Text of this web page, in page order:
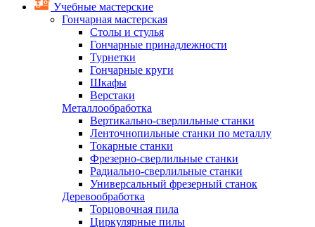
Учебные мастерские
Гончарная мастерская
Столы и стулья
Гончарные принадлежности
Турнетки
Гончарные круги
Шкафы
Верстаки
Металлообработка
Вертикально-сверлильные станки
Ленточнопильные станки по металлу
Токарные станки
Фрезерно-сверлильные станки
Радиально-сверлильные станки
Универсальный фрезерный станок
Деревообработка
Торцовочная пила
Циркулярные пилы